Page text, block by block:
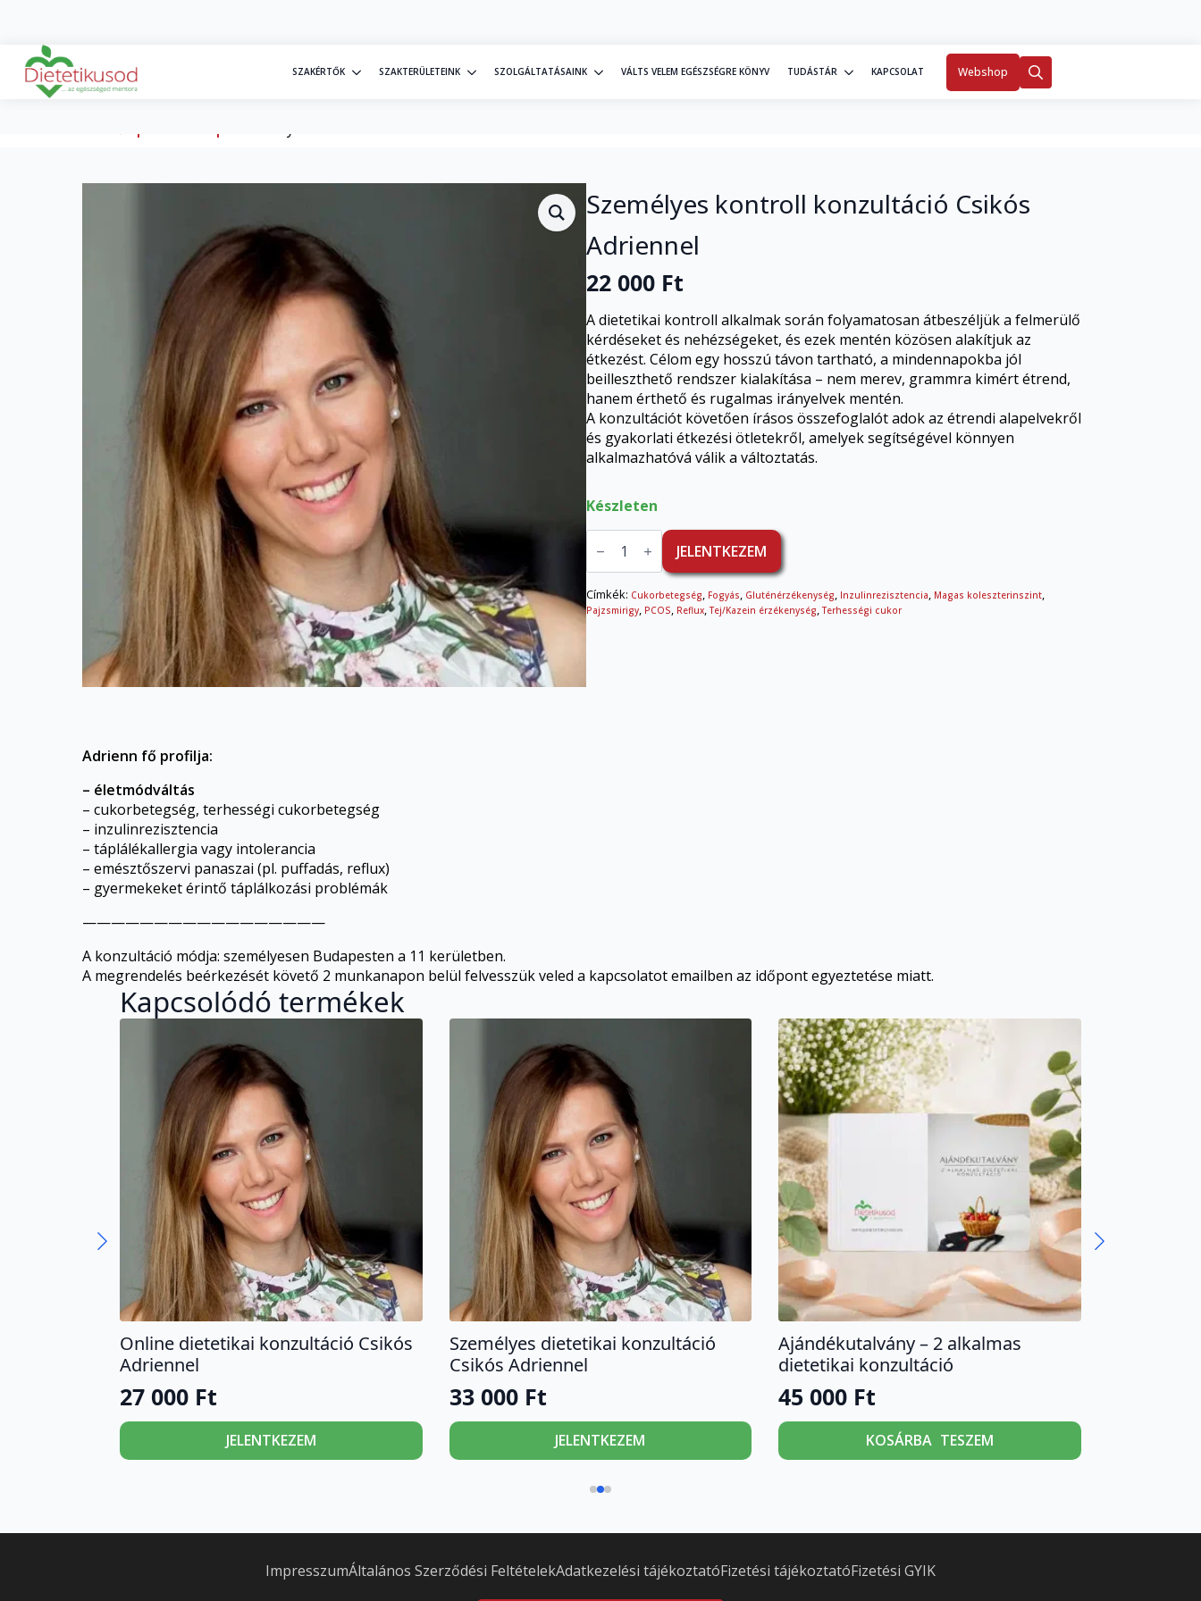
SZAKÉRTŐK SZAKTERÜLETEINK SZOLGÁLTATÁSAINK VÁLTS VELEM EGÉSZSÉGRE KÖNYV TUDÁSTÁR KAPCSOLAT Webshop
Személyes kontroll konzultáció Csikós
Adriennel
22 000 Ft
A dietetikai kontroll alkalmak során folyamatosan átbeszéljük a felmerülő
kérdéseket és nehézségeket, és ezek mentén közösen alakítjuk az
étkezést. Célom egy hosszú távon tartható, a mindennapokba jól
beilleszthető rendszer kialakítása – nem merev, grammra kimért étrend,
hanem érthető és rugalmas irányelvek mentén.
A konzultációt követően írásos összefoglalót adok az étrendi alapelvekről
és gyakorlati étkezési ötletekről, amelyek segítségével könnyen
alkalmazhatóvá válik a változtatás.
Készleten
Személyes
kontroll
konzultáció
Csikós
Adriennel
mennyiség
JELENTKEZEM
Címkék: Cukorbetegség, Fogyás, Gluténérzékenység, Inzulinrezisztencia, Magas koleszterinszint,
Pajzsmirigy, PCOS, Reflux,Tej/Kazein érzékenység,Terhességi cukor
Adrienn fő profilja:
– életmódváltás
– cukorbetegség, terhességi cukorbetegség
– inzulinrezisztencia
– táplálékallergia vagy intolerancia
– emésztőszervi panaszai (pl. puffadás, reflux)
– gyermekeket érintő táplálkozási problémák
—————————————————
A konzultáció módja: személyesen Budapesten a 11 kerületben.
A megrendelés beérkezését követő 2 munkanapon belül felvesszük veled a kapcsolatot emailben az időpont egyeztetése miatt.
Kapcsolódó termékek
Online dietetikai konzultáció Csikós
Adriennel
27 000 Ft
JELENTKEZEM
Személyes dietetikai konzultáció
Csikós Adriennel
33 000 Ft
JELENTKEZEM
Ajándékutalvány – 2 alkalmas
dietetikai konzultáció
45 000 Ft
KOSÁRBA TESZEM
ImpresszumÁltalános Szerződési FeltételekAdatkezelési tájékoztatóFizetési tájékoztatóFizetési GYIK